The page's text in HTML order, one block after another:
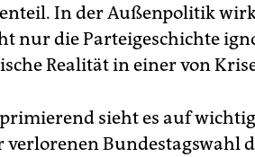
In der Außenpolitik
nur die Parteigeschichte
Realität in einer von
sieht es auf
verlorenen Bundestagswahl